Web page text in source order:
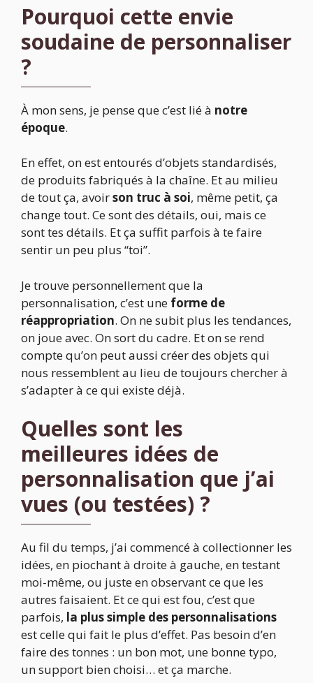
Pourquoi cette envie
soudaine de personnaliser
?
À mon sens, je pense que c’est lié à notre
époque.
En effet, on est entourés d’objets standardisés,
de produits fabriqués à la chaîne. Et au milieu
de tout ça, avoirson truc à soi, même petit, ça
change tout. Ce sont des détails, oui, mais ce
sont tes détails. Et ça suffit parfois à te faire
sentir un peu plus “toi”.
Je trouve personnellement que la
personnalisation, c’est une forme de
réappropriation. On ne subit plus les tendances,
on joue avec. On sort du cadre. Et on se rend
compte qu’on peut aussi créer des objets qui
nous ressemblent au lieu de toujours chercher à
s’adapter à ce qui existe déjà.
Quelles sont les
meilleures idées de
personnalisation que j’ai
vues (ou testées) ?
Au fil du temps, j’ai commencé à collectionner les
idées, en piochant à droite à gauche, en testant
moi-même, ou juste en observant ce que les
autres faisaient. Et ce qui est fou, c’est que
parfois, la plus simple des personnalisations
est celle qui fait le plus d’effet. Pas besoin d’en
faire des tonnes : un bon mot, une bonne typo,
un support bien choisi… et ça marche.